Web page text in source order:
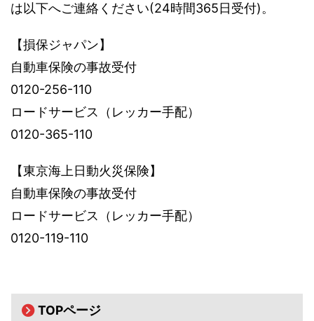
は以下へご連絡ください(24時間365日受付)。
【損保ジャパン】
自動車保険の事故受付
0120-256-110
ロードサービス（レッカー手配）
0120-365-110
【東京海上日動火災保険】
自動車保険の事故受付
ロードサービス（レッカー手配）
0120-119-110
TOPページ